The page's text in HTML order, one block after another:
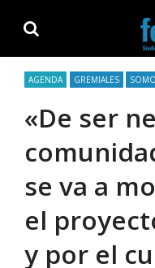
navigation
content
AGENDA GREMIALES
«De ser
se va a
el
y por el